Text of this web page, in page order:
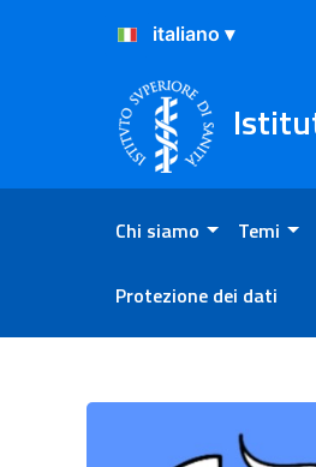
Salta al Contenuto
Salta al Footer
Chi siamo Temi
Protezione dei dati
Progetti esterni